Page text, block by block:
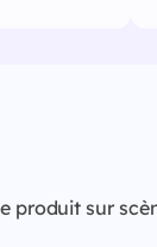
sur